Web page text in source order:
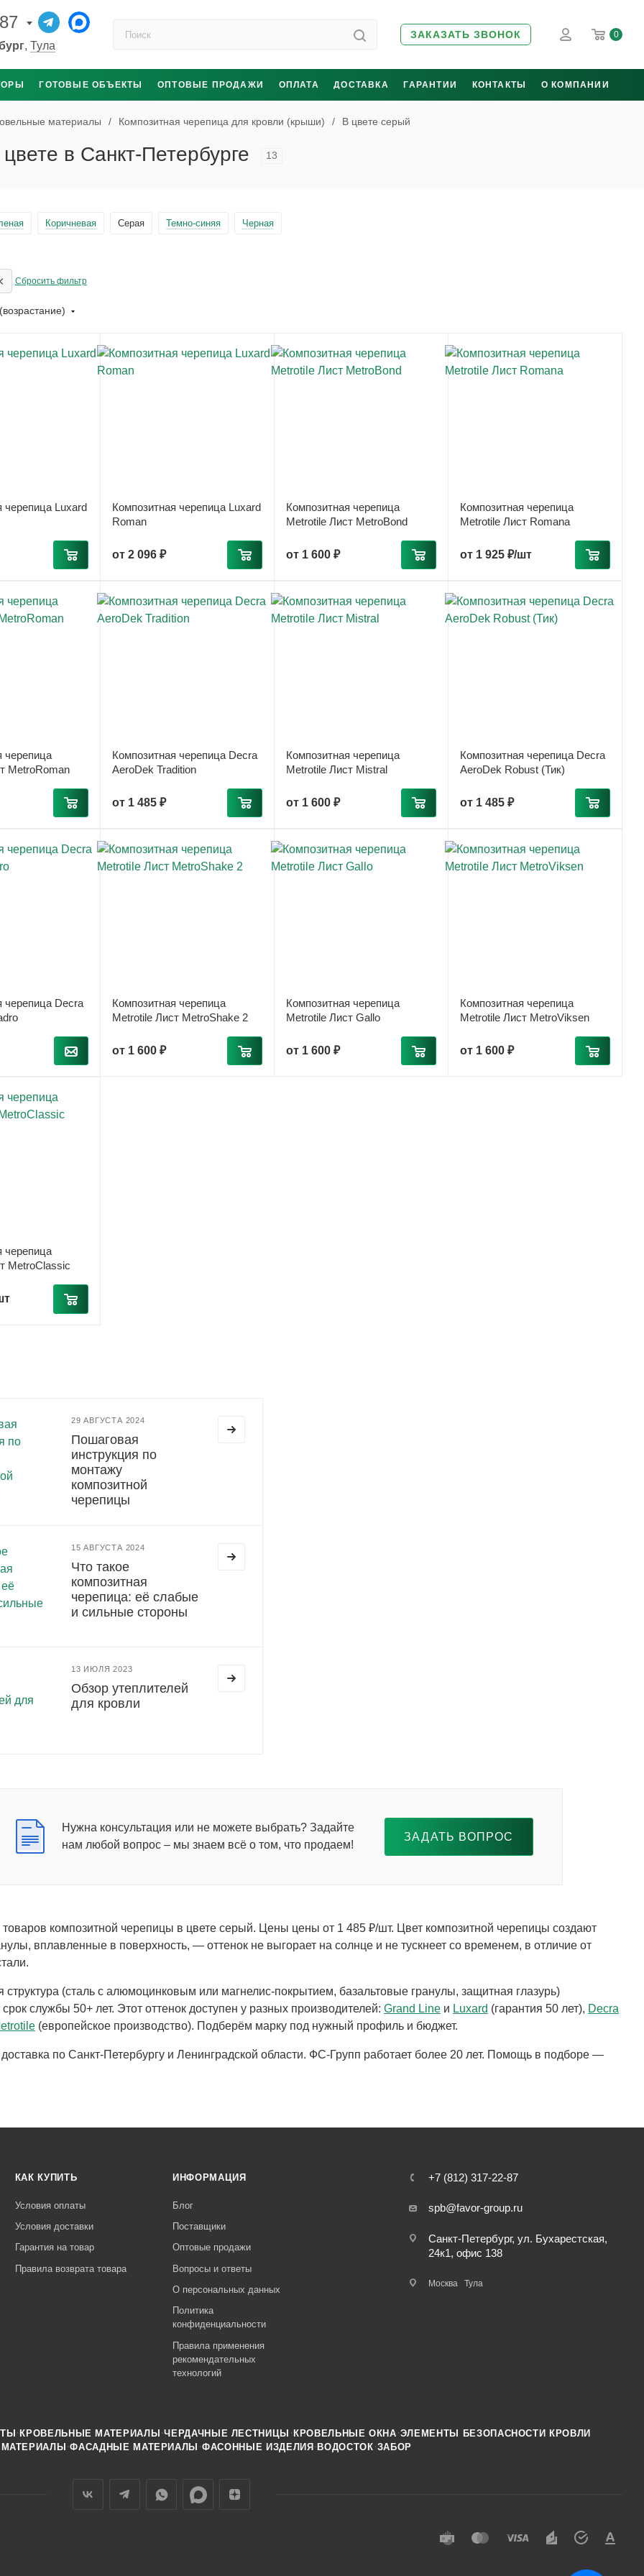
, Тула
ЗАКАЗАТЬ ЗВОНОК 0
ГОТОВЫЕ ОБЪЕКТЫ ОПТОВЫЕ ПРОДАЖИ ОПЛАТА ДОСТАВКА ГАРАНТИИ КОНТАКТЫ О КОМПАНИИ
материалы / Композитная черепица для кровли (крыши) / В цвете серый
в Санкт-Петербурге 13
Коричневая Серая Темно-синяя Черная
Сбросить фильтр
черепица Luxard
Композитная черепица Luxard
Roman
от 2 096 ₽
Композитная черепица
Metrotile Лист MetroBond
от 1 600 ₽
Композитная черепица
Metrotile Лист Romana
от 1 925 ₽/шт
черепица
MetroRoman
Композитная черепица Decra
AeroDek Tradition
от 1 485 ₽
Композитная черепица
Metrotile Лист Mistral
от 1 600 ₽
Композитная черепица Decra
AeroDek Robust (Тик)
от 1 485 ₽
черепица Decra
Композитная черепица
Metrotile Лист MetroShake 2
от 1 600 ₽
Композитная черепица
Metrotile Лист Gallo
от 1 600 ₽
Композитная черепица
Metrotile Лист MetroViksen
от 1 600 ₽
черепица
MetroClassic
29 АВГУСТА 2024
Пошаговая
инструкция по
монтажу
композитной
черепицы
15 АВГУСТА 2024
Что такое
композитная
черепица: её слабые
и сильные стороны
13 ИЮЛЯ 2023
Обзор утеплителей
для кровли
Нужна консультация или не можете выбрать? Задайте
нам любой вопрос – мы знаем всё о том, что продаем!
ЗАДАТЬ ВОПРОС
товаров композитной черепицы в цвете серый. Цены цены от 1 485 ₽/шт. Цвет композитной черепицы создают
вплавленные в поверхность, — оттенок не выгорает на солнце и не тускнеет со временем, в отличие от
структура (сталь с алюмоцинковым или магнелис-покрытием, базальтовые гранулы, защитная глазурь)
службы 50+ лет. Этот оттенок доступен у разных производителей: Grand Lineи Luxard (гарантия 50 лет), Decra
(европейское производство). Подберём марку под нужный профиль и бюджет.
по Санкт-Петербургу и Ленинградской области. ФС-Групп работает более 20 лет. Помощь в подборе —
КАК КУПИТЬ
Условия оплаты
Условия доставки
Гарантия на товар
Правила возврата товара
ИНФОРМАЦИЯ
Блог
Поставщики
Оптовые продажи
Вопросы и ответы
О персональных данных
Политика
конфиденциальности
Правила применения
рекомендательных
технологий
+7 (812) 317-22-87
spb@favor-group.ru
Санкт-Петербург, ул. Бухарестская,
24к1, офис 138
Москва Тула
·КРОВЕЛЬНЫЕ МАТЕРИАЛЫ ·ЧЕРДАЧНЫЕ ЛЕСТНИЦЫ ·КРОВЕЛЬНЫЕ ОКНА ·ЭЛЕМЕНТЫ БЕЗОПАСНОСТИ КРОВЛИ
·ФАСАДНЫЕ МАТЕРИАЛЫ ·ФАСОННЫЕ ИЗДЕЛИЯ ·ВОДОСТОК ·ЗАБОР